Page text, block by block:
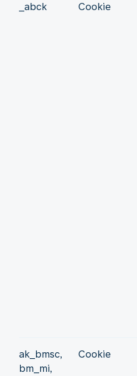
_abck Cookie
ak_bmsc,
bm_mi,
Cookie